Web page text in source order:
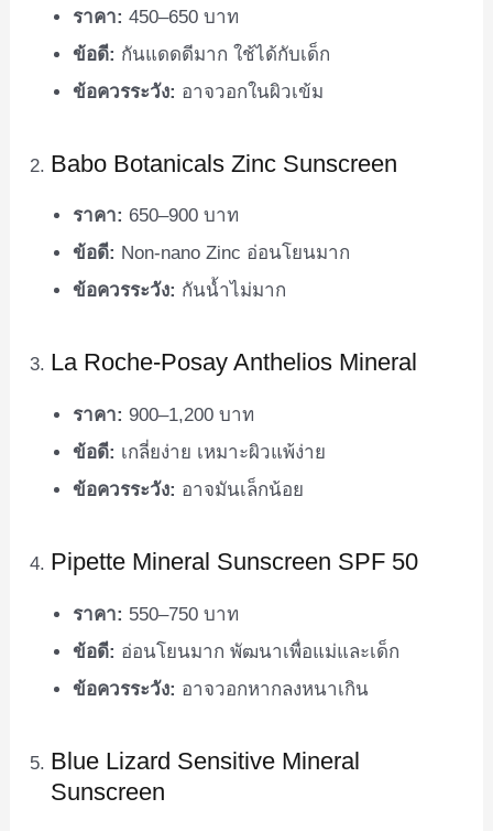
ราคา: 450–650 บาท
ข้อดี: กันแดดดีมาก ใช้ได้กับเด็ก
ข้อควรระวัง: อาจวอกในผิวเข้ม
Babo Botanicals Zinc Sunscreen
ราคา: 650–900 บาท
ข้อดี: Non-nano Zinc อ่อนโยนมาก
ข้อควรระวัง: กันน้ำไม่มาก
La Roche-Posay Anthelios Mineral
ราคา: 900–1,200 บาท
ข้อดี: เกลี่ยง่าย เหมาะผิวแพ้ง่าย
ข้อควรระวัง: อาจมันเล็กน้อย
Pipette Mineral Sunscreen SPF 50
ราคา: 550–750 บาท
ข้อดี: อ่อนโยนมาก พัฒนาเพื่อแม่และเด็ก
ข้อควรระวัง: อาจวอกหากลงหนาเกิน
Blue Lizard Sensitive Mineral
Sunscreen